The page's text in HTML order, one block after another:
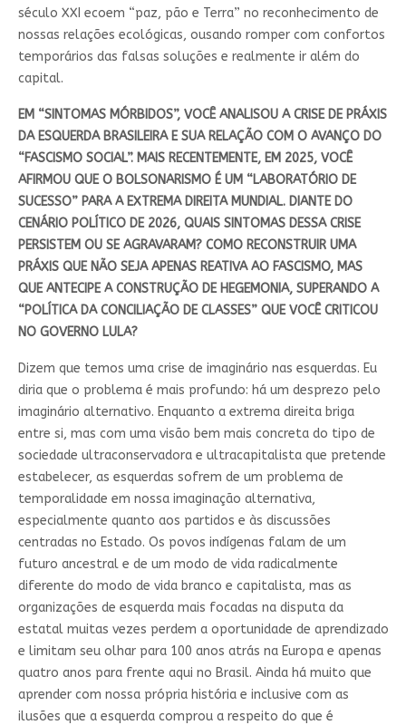
século XXI ecoem “paz, pão e Terra” no reconhecimento de
nossas relações ecológicas, ousando romper com confortos
temporários das falsas soluções e realmente ir além do
capital.
EM “SINTOMAS MÓRBIDOS”, VOCÊ ANALISOU A CRISE DE PRÁXIS
DA ESQUERDA BRASILEIRA E SUA RELAÇÃO COM O AVANÇO DO
“FASCISMO SOCIAL”. MAIS RECENTEMENTE, EM 2025, VOCÊ
AFIRMOU QUE O BOLSONARISMO É UM “LABORATÓRIO DE
SUCESSO” PARA A EXTREMA DIREITA MUNDIAL. DIANTE DO
CENÁRIO POLÍTICO DE 2026, QUAIS SINTOMAS DESSA CRISE
PERSISTEM OU SE AGRAVARAM? COMO RECONSTRUIR UMA
PRÁXIS QUE NÃO SEJA APENAS REATIVA AO FASCISMO, MAS
QUE ANTECIPE A CONSTRUÇÃO DE HEGEMONIA, SUPERANDO A
“POLÍTICA DA CONCILIAÇÃO DE CLASSES” QUE VOCÊ CRITICOU
NO GOVERNO LULA?
Dizem que temos uma crise de imaginário nas esquerdas. Eu
diria que o problema é mais profundo: há um desprezo pelo
imaginário alternativo. Enquanto a extrema direita briga
entre si, mas com uma visão bem mais concreta do tipo de
sociedade ultraconservadora e ultracapitalista que pretende
estabelecer, as esquerdas sofrem de um problema de
temporalidade em nossa imaginação alternativa,
especialmente quanto aos partidos e às discussões
centradas no Estado. Os povos indígenas falam de um
futuro ancestral e de um modo de vida radicalmente
diferente do modo de vida branco e capitalista, mas as
organizações de esquerda mais focadas na disputa da
estatal muitas vezes perdem a oportunidade de aprendizado
e limitam seu olhar para 100 anos atrás na Europa e apenas
quatro anos para frente aqui no Brasil. Ainda há muito que
aprender com nossa própria história e inclusive com as
ilusões que a esquerda comprou a respeito do que é